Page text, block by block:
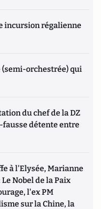
incursion régalienne
orchestrée) qui
du chef de la DZ
fausse détente entre
à l'Elysée, Marianne
Nobel de la Paix
l'ex PM
sur la Chine, la